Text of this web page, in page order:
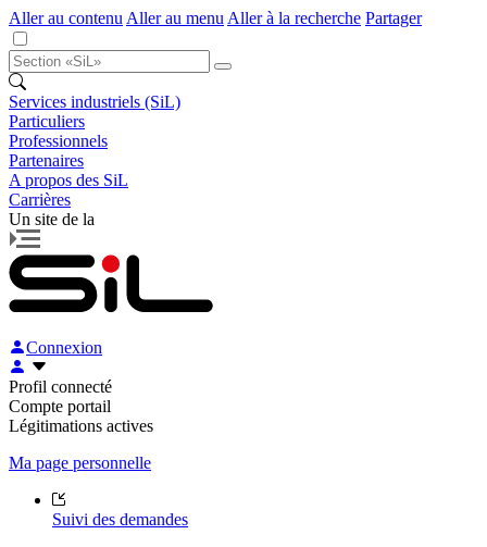
Aller au contenu Aller au menu Aller à la recherche Partager
Services industriels (SiL)
Particuliers
Professionnels
Partenaires
A propos des SiL
Carrières
Un site de la
Connexion
Profil connecté
Compte portail
Légitimations actives
Ma page personnelle
Suivi des demandes